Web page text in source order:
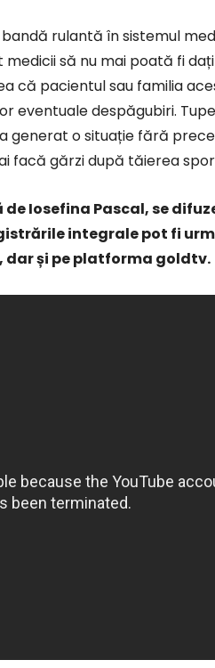
rulantă în sistemul
să nu mai poată fi
că pacientul sau familia
eventuale despăgubiri.
generat o situație fără
facă gărzi după tăierea
Iosefina Pascal, se
integrale pot fi
dar și pe platforma goldtv.